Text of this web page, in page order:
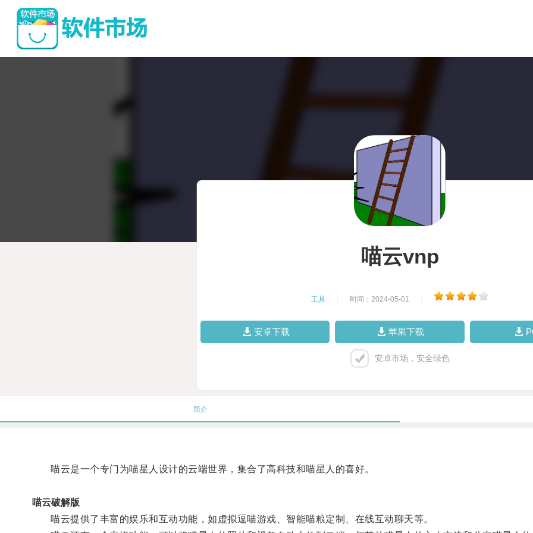
喵云vnp
工具 时间：2024-05-01
安卓下载 苹果下载
安卓市场，安全绿色
简介
喵云是一个专门为喵星人设计的云端世界，集合了高科技和喵星人的喜好。
喵云破解版
喵云提供了丰富的娱乐和互动功能，如虚拟逗喵游戏、智能喵粮定制、在线互动聊天等。